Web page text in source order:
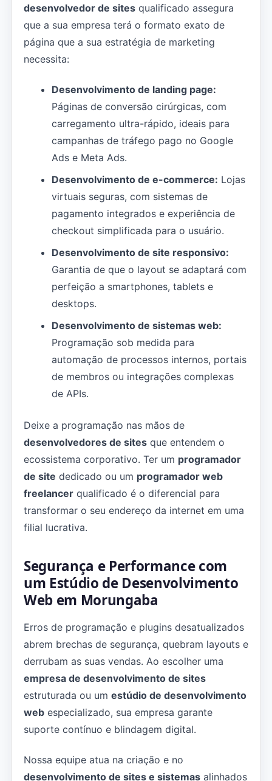
desenvolvedor de sites qualificado assegura
que a sua empresa terá o formato exato de
página que a sua estratégia de marketing
necessita:
Desenvolvimento de landing page:
Páginas de conversão cirúrgicas, com
carregamento ultra-rápido, ideais para
campanhas de tráfego pago no Google
Ads e Meta Ads.
Desenvolvimento de e-commerce: Lojas
virtuais seguras, com sistemas de
pagamento integrados e experiência de
checkout simplificada para o usuário.
Desenvolvimento de site responsivo:
Garantia de que o layout se adaptará com
perfeição a smartphones, tablets e
desktops.
Desenvolvimento de sistemas web:
Programação sob medida para
automação de processos internos, portais
de membros ou integrações complexas
de APIs.
Deixe a programação nas mãos de
desenvolvedores de sites que entendem o
ecossistema corporativo. Ter um programador
de site dedicado ou um programador web
freelancer qualificado é o diferencial para
transformar o seu endereço da internet em uma
filial lucrativa.
Segurança e Performance com
um Estúdio de Desenvolvimento
Web em Morungaba
Erros de programação e plugins desatualizados
abrem brechas de segurança, quebram layouts e
derrubam as suas vendas. Ao escolher uma
empresa de desenvolvimento de sites
estruturada ou um estúdio de desenvolvimento
web especializado, sua empresa garante
suporte contínuo e blindagem digital.
Nossa equipe atua na criação e no
desenvolvimento de sites e sistemas alinhados